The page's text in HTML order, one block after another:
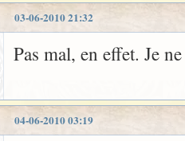
03-06-2010 21:32
Pas mal, en effet. Je
04-06-2010 03:19